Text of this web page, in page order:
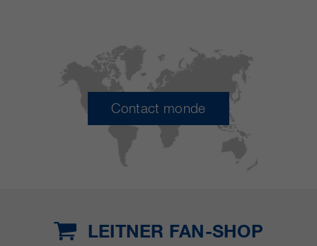
Contact monde
LEITNER FAN-SHOP